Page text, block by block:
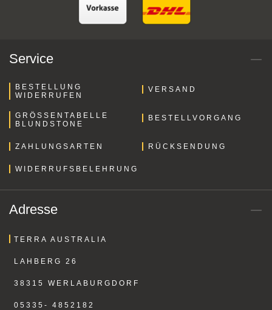
Service
BESTELLUNG
WIDERRUFEN
VERSAND
GRÖSSENTABELLE B
LUNDSTONE
BESTELLVORGANG
ZAHLUNGSARTEN RÜCKSENDUNG
WIDERRUFSBELEHRUNG
Adresse
TERRA AUSTRALIA
LAHBERG 26
38315 WERLABURGDORF
05335- 4852182